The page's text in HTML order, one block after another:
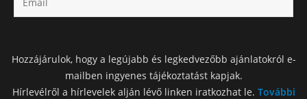
Hozzájárulok, hogy a legújabb és legkedvezőbb ajánlatokról e-
mailben ingyenes tájékoztatást kapjak.
Hírlevélről a hírlevelek alján lévő linken iratkozhat le. További